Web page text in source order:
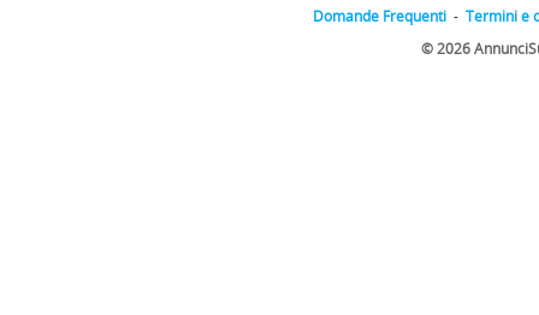
Domande Frequenti - Termini e
© 2026